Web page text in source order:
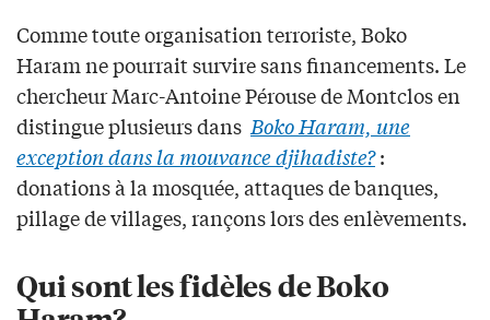
Comme toute organisation terroriste, Boko
Haram ne pourrait survire sans financements. Le
chercheur Marc-Antoine Pérouse de Montclos en
distingue plusieurs dansBoko Haram, une
exception dans la mouvance djihadiste?:
donations à la mosquée, attaques de banques,
pillage de villages, rançons lors des enlèvements.
Qui sont les fidèles de Boko